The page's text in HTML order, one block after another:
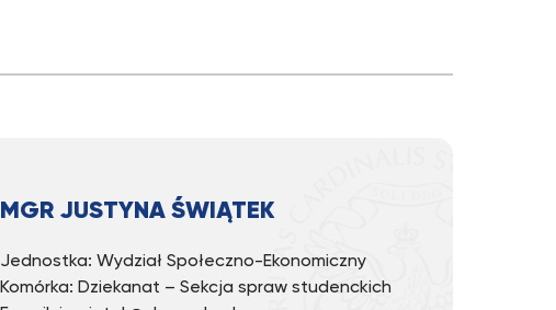
MGR JUSTYNA ŚWIĄTEK
Jed­nost­ka: Wy­dział Spo­łecz­no-Eko­no­micz­ny
Ko­mór­ka: Dzie­ka­nat – Sek­cja spraw stu­denc­kich